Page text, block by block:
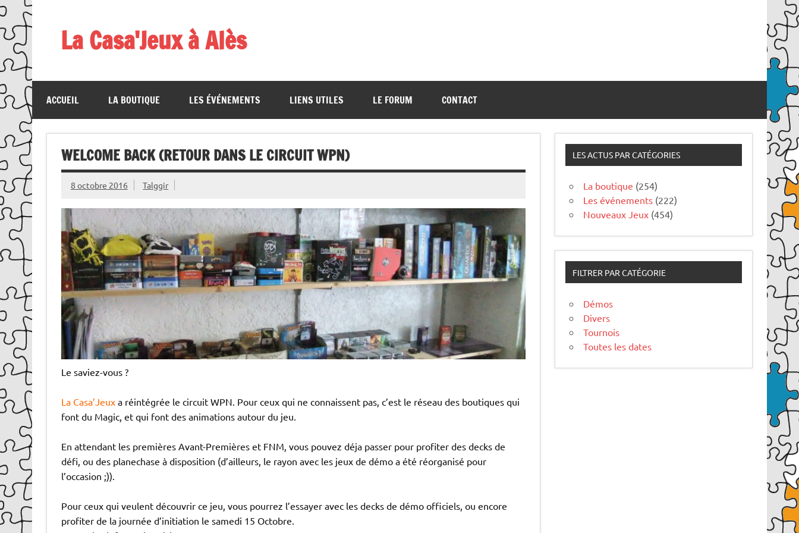
Skip
to
content
La Casa'Jeux à Alès
ACCUEIL LA BOUTIQUE LES ÉVÉNEMENTS LIENS UTILES LE FORUM CONTACT
WELCOME BACK (RETOUR DANS LE CIRCUIT WPN)
8 octobre 2016 Talggir
Le saviez-vous ?
La Casa’Jeuxa réintégrée le circuit WPN. Pour ceux qui ne connaissent pas, c’est le réseau des boutiques qui
font du Magic, et qui font des animations autour du jeu.
En attendant les premières Avant-Premières et FNM, vous pouvez déja passer pour profiter des decks de
défi, ou des planechase à disposition (d’ailleurs, le rayon avec les jeux de démo a été réorganisé pour
l’occasion ;)).
Pour ceux qui veulent découvrir ce jeu, vous pourrez l’essayer avec les decks de démo officiels, ou encore
profiter de la journée d’initiation le samedi 15 Octobre.
LES ACTUS PAR CATÉGORIES
La boutique (254)
Les événements (222)
Nouveaux Jeux (454)
FILTRER PAR CATÉGORIE
Démos
Divers
Tournois
Toutes les dates